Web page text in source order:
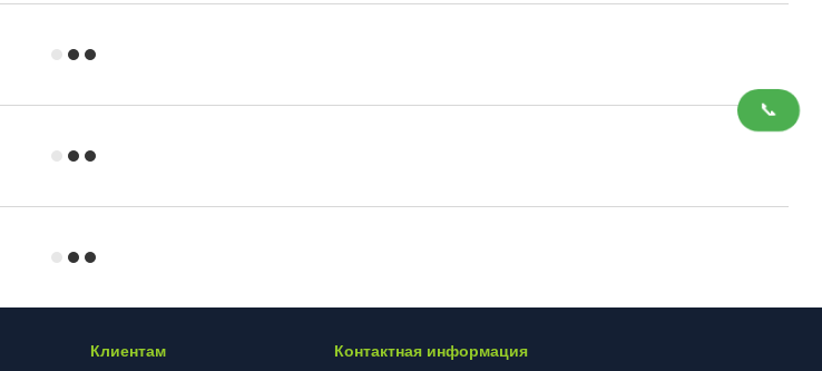
📞
Клиентам Контактная информация